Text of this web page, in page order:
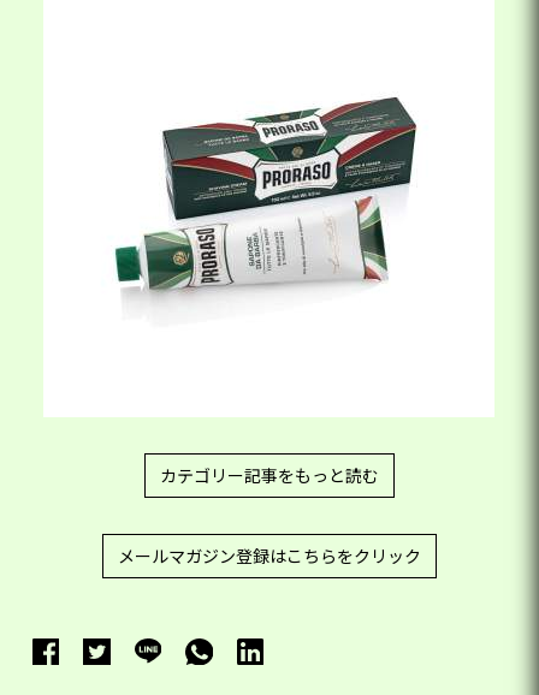
カテゴリー記事をもっと読む
メールマガジン登録はこちらをクリック